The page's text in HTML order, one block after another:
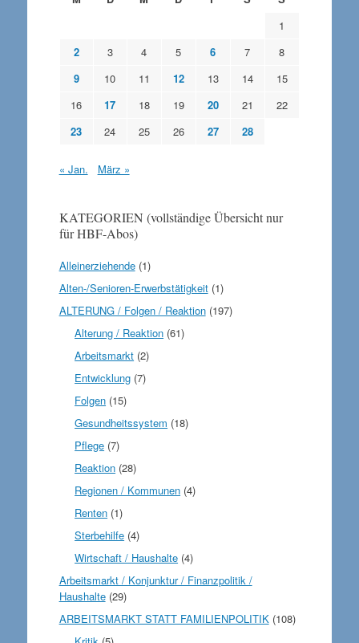
1
2
3 4 5 6 7
8
9
10 11 12 13 14
15
16
17 18 19 20 21
22
23
24 25 26 27 28
« Jan. März »
KATEGORIEN (vollständige Übersicht nur
für HBF-Abos)
Alleinerziehende(1)
Alten-/Senioren-Erwerbstätigkeit(1)
ALTERUNG / Folgen / Reaktion(197)
Alterung / Reaktion (61)
Arbeitsmarkt (2)
Entwicklung (7)
Folgen (15)
Gesundheitssystem (18)
Pflege (7)
Reaktion (28)
Regionen / Kommunen (4)
Renten (1)
Sterbehilfe (4)
Wirtschaft / Haushalte (4)
Arbeitsmarkt / Konjunktur / Finanzpolitik /
Haushalte(29)
ARBEITSMARKT STATT FAMILIENPOLITIK(108)